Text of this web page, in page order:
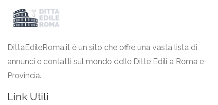
DittaEdileRoma.it è un sito che offre una vasta lista di
annunci e contatti sul mondo delle Ditte Edili a Roma e
Provincia.
Link Utili